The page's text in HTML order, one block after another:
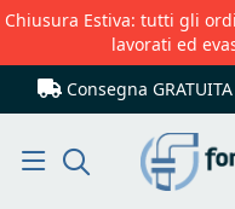
Chiusura Estiva: tutti gli
lavorati ed
Consegna